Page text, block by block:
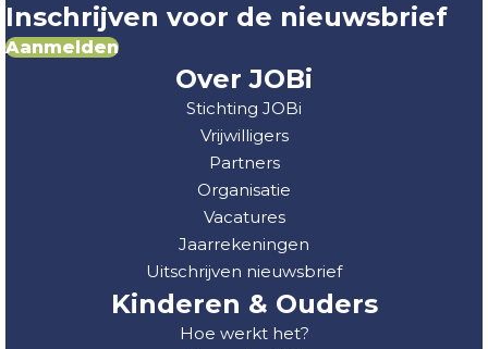
Inschrijven voor de nieuwsbrief
Aanmelden
Over JOBi
Stichting JOBi
Vrijwilligers
Partners
Organisatie
Vacatures
Jaarrekeningen
Uitschrijven nieuwsbrief
Kinderen & Ouders
Hoe werkt het?